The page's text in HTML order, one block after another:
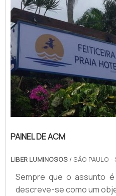
podem se tornar ótimas
pessoa...
PAINEL DE ACM
LIBER LUMINOSOS / SÃO PAULO -
Sempre que o assunto é
descreve-se como um